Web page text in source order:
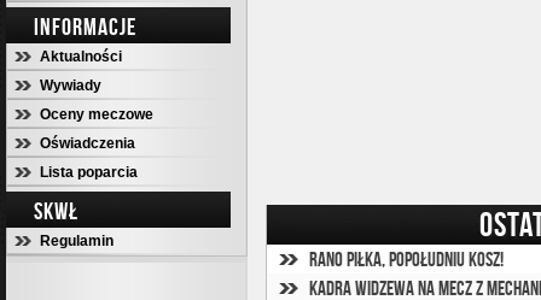
INFORMACJE
Aktualności
Wywiady
Oceny meczowe
Oświadczenia
Lista poparcia
SKWŁ
Regulamin
Rano piłka, popołudniu kosz!
Kadra Widzewa na mecz z